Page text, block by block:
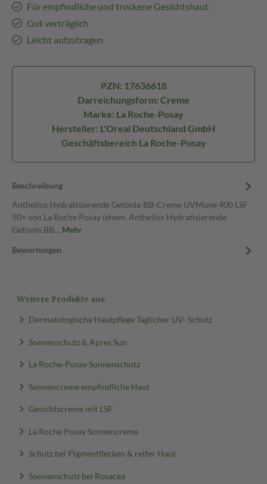
Für empfindliche und trockene Gesichtshaut
Gut verträglich
Leicht aufzutragen
PZN: 17636618
Darreichungsform: Creme
Marke: La Roche-Posay
Hersteller: L'Oreal Deutschland GmbH
Geschäftsbereich La Roche-Posay
Beschreibung
Anthelios Hydratisierende Getönte BB-Creme UVMune 400 LSF
50+ von La Roche Posay (ehem. Anthelios Hydratisierende
Getönte BB… Mehr
Bewertungen
Weitere Produkte aus:
Dermatologische Hautpflege Täglicher UV- Schutz
Sonnenschutz & Apres Sun
La Roche-Posay Sonnenschutz
Sonnencreme empfindliche Haut
Gesichtscreme mit LSF
La Roche Posay Sonnencreme
Schutz bei Pigmentflecken & reifer Haut
Sonnenschutz bei Rosacea